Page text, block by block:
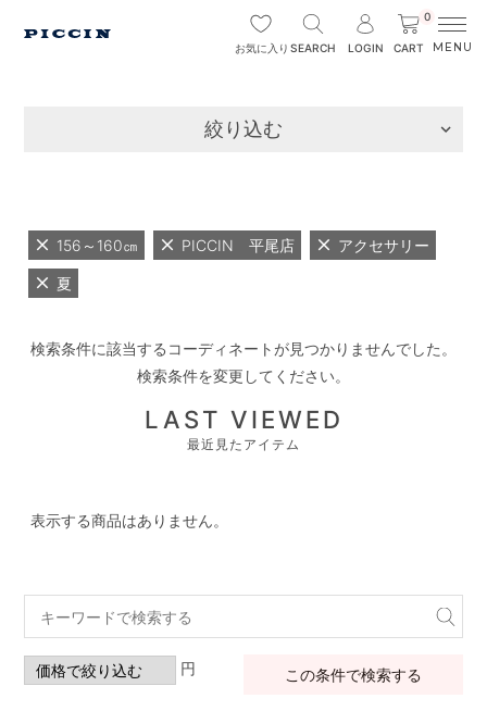
お気に入り SEARCH LOGIN
0
CART
絞り込む
156～160㎝ PICCIN 平尾店 アクセサリー
夏
検索条件に該当するコーディネートが見つかりませんでした。
検索条件を変更してください。
LAST VIEWED
最近見たアイテム
表示する商品はありません。
円 この条件で検索する